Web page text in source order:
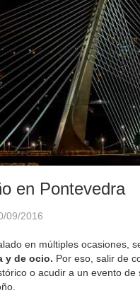
en Pontevedra
09/2016
en múltiples ocasiones,
y de ocio. Por eso, salir de
o acudir a un evento